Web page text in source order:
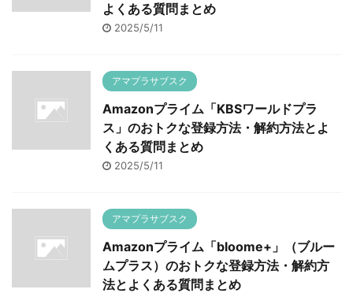
よくある質問まとめ
2025/5/11
アマプラサブスク
Amazonプライム「KBSワールドプラ
ス」のおトクな登録方法・解約方法とよ
くある質問まとめ
2025/5/11
アマプラサブスク
Amazonプライム「bloome+」（ブルー
ムプラス）のおトクな登録方法・解約方
法とよくある質問まとめ